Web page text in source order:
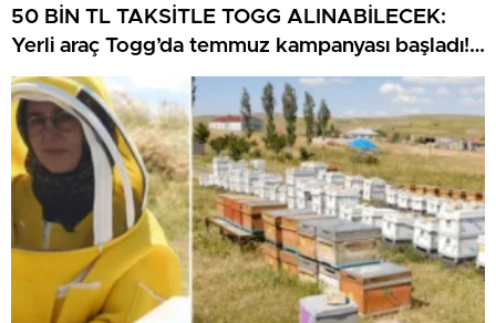
50 BİN TL TAKSİTLE TOGG ALINABİLECEK:
Yerli araç Togg’da temmuz kampanyası başladı!
0 faiz, MTV ikramı ve 3 ay erteleme